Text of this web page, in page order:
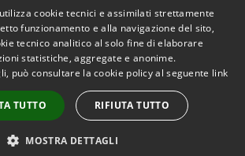
Copyright © 2024 •
Comune diGrottaminarda
• Powered byMunicipium
•Redazione
cookie tecnici e assimilati strettamente
funzionamento e alla navigazione del sito,
tecnico analitico al solo fine di elaborare
statistiche, aggregate e anonime.
può consultare la cookie policy al seguente link
TUTTO RIFIUTA TUTTO
MOSTRA DETTAGLI